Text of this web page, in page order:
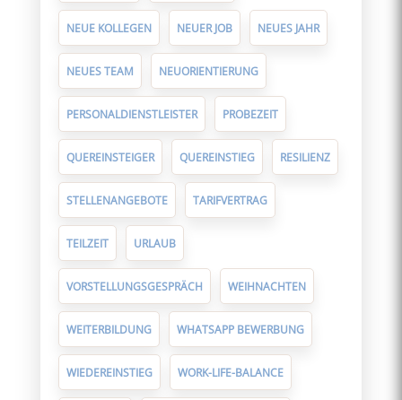
NEUE KOLLEGEN NEUER JOB NEUES JAHR
NEUES TEAM NEUORIENTIERUNG
PERSONALDIENSTLEISTER PROBEZEIT
QUEREINSTEIGER QUEREINSTIEG RESILIENZ
STELLENANGEBOTE TARIFVERTRAG
TEILZEIT URLAUB
VORSTELLUNGSGESPRÄCH WEIHNACHTEN
WEITERBILDUNG WHATSAPP BEWERBUNG
WIEDEREINSTIEG WORK-LIFE-BALANCE